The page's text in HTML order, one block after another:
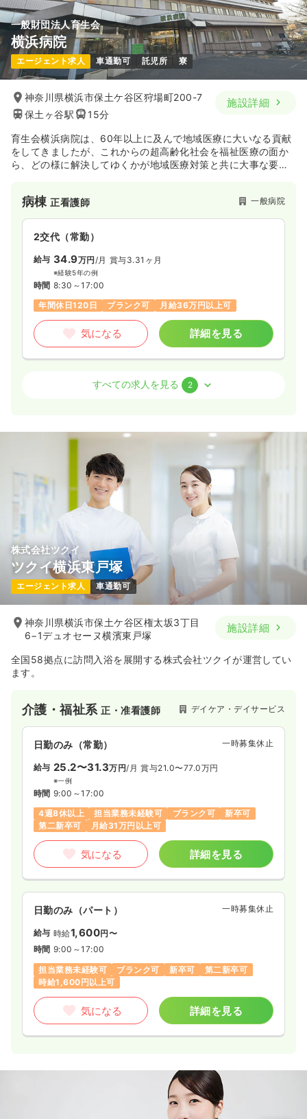
一般財団法人育生会
横浜病院
エージェント求人 車通勤可 託児所 寮
神奈川県横浜市保土ケ谷区狩場町200-7
保土ヶ谷駅
15分
施設詳細
育生会横浜病院は、60年以上に及んで地域医療に大いなる貢献
をしてきましたが、これからの超高齢化社会を福祉医療の面か
ら、どの様に解決してゆくかが地域医療対策と共に大事な要素
が出来ました。また、病院においても一般病棟のほかに、新し
い制度による療養型病棟を設置いたしております。
病棟正看護師 一般病院
2交代（常勤）
給与 34.9万円 /月 賞与3.31ヶ月
※経験5年の例
時間 8:30～17:00
年間休日120日
ブランク可 月給36万円以上可
気になる 詳細を見る
正看護師
30.1万円 賞与3ヶ月
8:30～17:00
オンコールあり
ブランク可
第二新卒可
月給30万円以上可
詳細を見る
日勤のみ（パート） 一時募集休止
給与 時給1,800円〜
時間 8:30～17:00
オンコールあり
ブランク可
時給1,800円以上可
すべての求人を見る 2
株式会社ツクイ
ツクイ横浜東戸塚
エージェント求人 車通勤可
神奈川県横浜市保土ケ谷区権太坂3丁目
6−1デュオセーヌ横濱東戸塚
施設詳細
全国58拠点に訪問入浴を展開する株式会社ツクイが運営してい
ます。
介護・福祉系正・准看護師 デイケア・デイサービス
日勤のみ（常勤） 一時募集休止
給与 25.2〜31.3万円/月 賞与21.0〜77.0万円
※一例
時間 9:00～17:00
4週8休以上
担当業務未経験可 ブランク可
新卒可
第二新卒可
月給31万円以上可
気になる 詳細を見る
日勤のみ（パート） 一時募集休止
給与 時給1,600円〜
時間 9:00～17:00
担当業務未経験可
ブランク可 新卒可
第二新卒可
時給1,600円以上可
気になる 詳細を見る